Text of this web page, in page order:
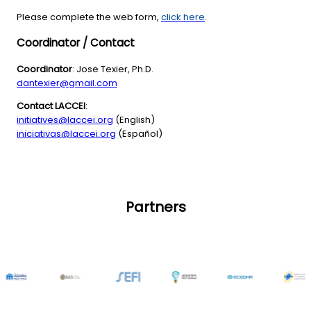
Please complete the web form, click here.
Coordinator / Contact
Coordinator: Jose Texier, Ph.D.
dantexier@gmail.com
Contact LACCEI:
initiatives@laccei.org (English)
iniciativas@laccei.org (Español)
Partners